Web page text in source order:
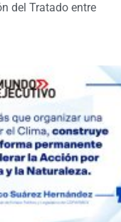
del Tratado entre